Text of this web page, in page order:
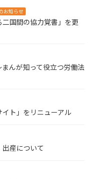
お知らせ
国間の協力覚書」を更
んが知って役立つ労働法
ト」をリニューアル
産について